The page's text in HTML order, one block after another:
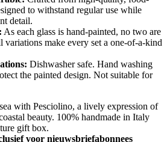
to withstand regular use while
detail.
As each glass is hand-painted, no two are
make every set a one-of-a-kind
Dishwasher safe. Hand washing
the painted design. Not suitable for
with Pesciolino, a lively expression of
beauty. 100% handmade in Italy
gift box.
voor nieuwsbriefabonnees